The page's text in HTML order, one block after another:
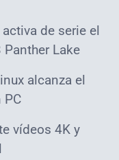
de serie el
Lake
alcanza el
PC
vídeos 4K y